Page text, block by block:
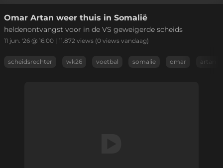
Link kopiëren
Omar Artan weer thuis in Somalië
heldenontvangst voor in de VS geweigerde scheids
11 jun. '26 @ 16:00 | 11.872 views (0 views vandaag)
scheidsrechter wk26 voetbal somalie omar artan